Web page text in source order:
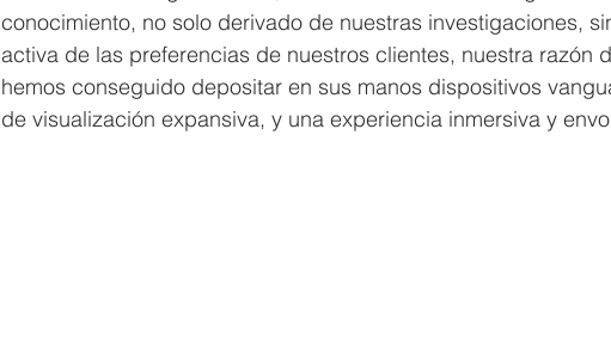
conocimiento, no solo derivado de nuestras investigaciones,
activa de las preferencias de nuestros clientes, nuestra razón
hemos conseguido depositar en sus manos dispositivos
de visualización expansiva, y una experiencia inmersiva y